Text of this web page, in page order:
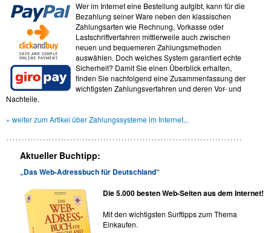
Wer im Internet eine Bestellung aufgibt, kann für die
Bezahlung seiner Ware neben den klassischen
Zahlungsarten wie Rechnung, Vorkasse oder
Lastschriftverfahren mittlerweile auch zwischen
neuen und bequemeren Zahlungsmethoden
auswählen. Doch welches System garantiert echte
Sicherheit? Damit Sie einen Überblick erhalten,
finden Sie nachfolgend eine Zusammenfassung der
wichtigsten Zahlungsverfahren und deren Vor- und
Nachteile.
» weiter zum Artikel über Zahlungssysteme im Internet...
Aktueller Buchtipp:
„Das Web-Adressbuch für Deutschland“
Die 5.000 besten Web-Seiten aus dem Internet!
Mit den wichtigsten Surftipps zum Thema
Einkaufen.